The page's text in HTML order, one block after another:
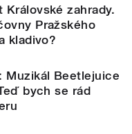
Královské zahrady.
Pražského
kladivo?
Muzikál Beetlejuice
bych se rád